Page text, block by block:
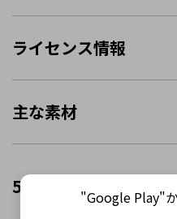
ライセンス情報
主な素材
5. Coverr"Google Play"